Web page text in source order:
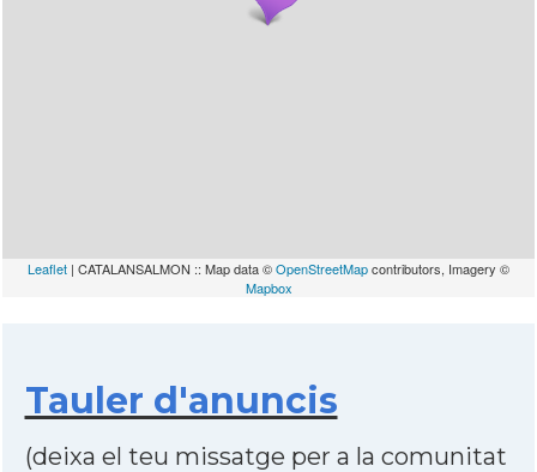
Leaflet | CATALANSALMON :: Map data ©OpenStreetMapcontributors, Imagery ©
Mapbox
Tauler d'anuncis
(deixa el teu missatge per a la comunitat